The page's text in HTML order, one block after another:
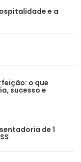
e a
o que
sucesso e
de 1